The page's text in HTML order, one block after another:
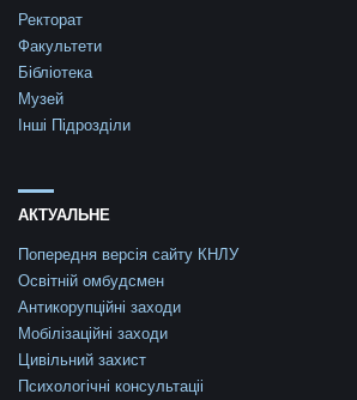
Ректорат
Факультети
Бібліотека
Музей
Інші Підрозділи
АКТУАЛЬНЕ
Попередня версія сайту КНЛУ
Освітній омбудсмен
Антикорупційні заходи
Мобілізаційні заходи
Цивільний захист
Психологічні консультаціі